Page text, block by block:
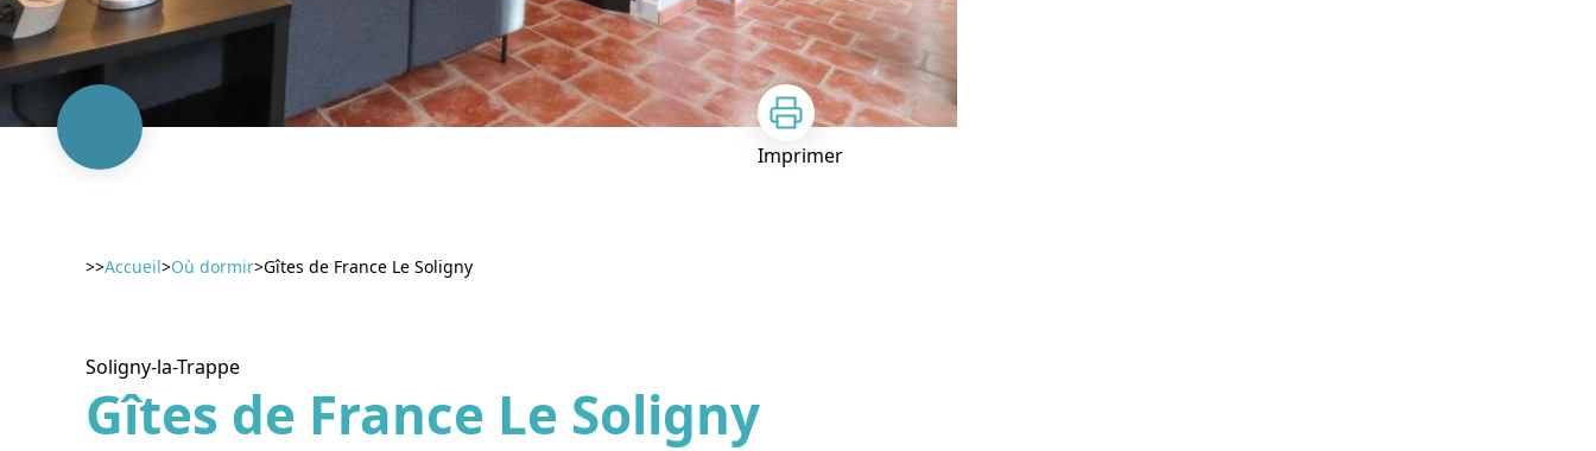
Imprimer
>>Accueil>Où dormir>Gîtes de France Le Soligny
Soligny-la-Trappe
Gîtes de France Le Soligny